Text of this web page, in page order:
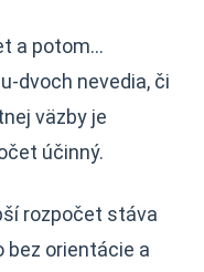
a potom...
dvoch nevedia, či
väzby je
účinný.
rozpočet stáva
bez orientácie a